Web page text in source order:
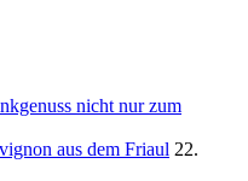
nicht nur zum
aus dem Friaul 22.